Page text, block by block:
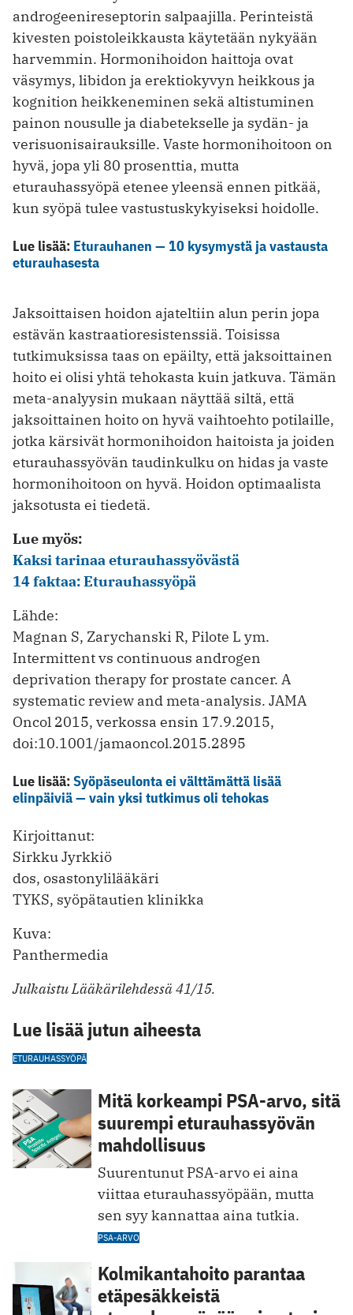
androgeenireseptorin salpaajilla. Perinteistä
kivesten poistoleikkausta käytetään nykyään
harvemmin. Hormonihoidon haittoja ovat
väsymys, libidon ja erektiokyvyn heikkous ja
kognition heikkeneminen sekä altistuminen
painon nousulle ja diabetekselle ja sydän- ja
verisuonisairauksille. Vaste hormonihoitoon on
hyvä, jopa yli 80 prosenttia, mutta
eturauhassyöpä etenee yleensä ennen pitkää,
kun syöpä tulee vastustuskykyiseksi hoidolle.
Lue lisää: Eturauhanen — 10 kysymystä ja vastausta
eturauhasesta
Jaksoittaisen hoidon ajateltiin alun perin jopa
estävän kastraatioresistenssiä. Toisissa
tutkimuksissa taas on epäilty, että jaksoittainen
hoito ei olisi yhtä tehokasta kuin jatkuva. Tämän
meta-analyysin mukaan näyttää siltä, että
jaksoittainen hoito on hyvä vaihtoehto potilaille,
jotka kärsivät hormonihoidon haitoista ja joiden
eturauhassyövän taudinkulku on hidas ja vaste
hormonihoitoon on hyvä. Hoidon optimaalista
jaksotusta ei tiedetä.
Lue myös:
Kaksi tarinaa eturauhassyövästä
14 faktaa: Eturauhassyöpä
Lähde:
Magnan S, Zarychanski R, Pilote L ym.
Intermittent vs continuous androgen
deprivation therapy for prostate cancer. A
systematic review and meta-analysis. JAMA
Oncol 2015, verkossa ensin 17.9.2015,
doi:10.1001/jamaoncol.2015.2895
Lue lisää:Syöpäseulonta ei välttämättä lisää
elinpäiviä — vain yksi tutkimus oli tehokas
Kirjoittanut:
Sirkku Jyrkkiö
dos, osastonylilääkäri
TYKS, syöpätautien klinikka
Kuva:
Panthermedia
Julkaistu Lääkärilehdessä 41/15.
Lue lisää jutun aiheesta
ETURAUHASSYÖPÄ
Mitä korkeampi PSA-arvo, sitä
suurempi eturauhassyövän
mahdollisuus
Suurentunut PSA-arvo ei aina
viittaa eturauhassyöpään, mutta
sen syy kannattaa aina tutkia.
PSA-ARVO
Kolmikantahoito parantaa
etäpesäkkeistä